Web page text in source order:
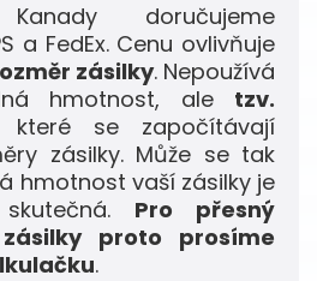
doručujeme
a FedEx. Cenu ovlivňuje
zásilky. Nepoužívá
hmotnost, ale tzv.
se započítávají
zásilky. Může se tak
hmotnost vaší zásilky je
Pro přesný
proto prosíme
.